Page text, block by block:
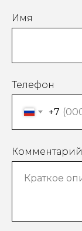
Имя
Телефон
+7
Комментарий